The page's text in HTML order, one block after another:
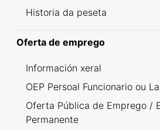
Historia da peseta
Oferta de emprego
Información xeral
OEP Persoal Funcionario ou
Oferta Pública de Emprego /
Permanente